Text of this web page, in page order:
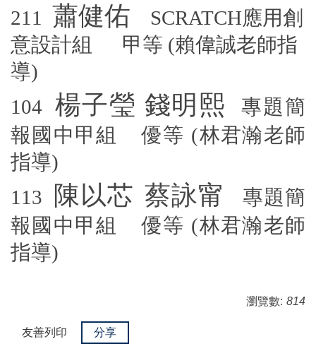
211 蕭健佑 SCRATCH應用創
意設計組 甲等 (賴偉誠老師指
導)
104 楊子瑩 錢明熙
專題簡
報國中甲組 優等 (林君瀚老師
指導)
113
陳以芯 蔡詠甯
專題簡
報國中甲組 優等 (林君瀚老師
指導)
瀏覽數: 814
友善列印 分享